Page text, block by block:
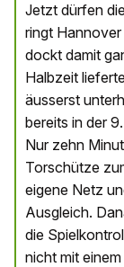
Jetzt dürfen
ringt
dockt damit
Halbzeit
äusserst
bereits in der
Nur zehn
Torschütze
eigene Netz
Ausgleich.
die
nicht mit